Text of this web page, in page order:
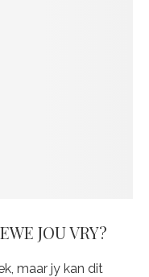
JOU VRY?
maar jy kan dit